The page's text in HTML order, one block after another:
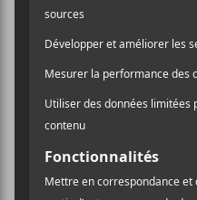
INSCRIPTION
Ne manquez
nouvelles!